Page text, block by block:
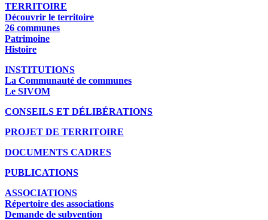
TERRITOIRE
Découvrir le territoire
26 communes
Patrimoine
Histoire
INSTITUTIONS
La Communauté de communes
Le SIVOM
CONSEILS ET DÉLIBÉRATIONS
PROJET DE TERRITOIRE
DOCUMENTS CADRES
PUBLICATIONS
ASSOCIATIONS
Répertoire des associations
Demande de subvention